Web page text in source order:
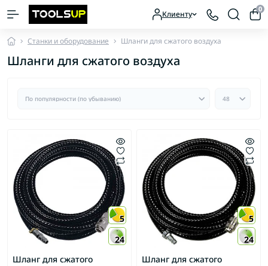
Клиенту 0
Станки и оборудование Шланги для сжатого воздуха
Шланги для сжатого воздуха
5
24
Шланг для сжатого
5
24
Шланг для сжатого